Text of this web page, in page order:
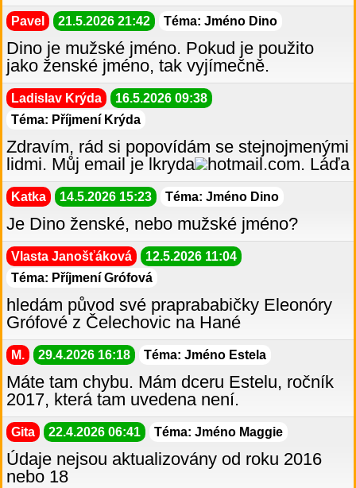
Pavel 21.5.2026 21:42 Téma: Jméno Dino
Dino je mužské jméno. Pokud je použito
jako ženské jméno, tak vyjímečně.
Ladislav Krýda
16.5.2026 09:38
Téma: Příjmení Krýda
Zdravím, rád si popovídám se stejnojmenými
lidmi. Můj email je lkryda
hotmail.com. Láďa
Katka 14.5.2026 15:23 Téma: Jméno Dino
Je Dino ženské, nebo mužské jméno?
Vlasta Janošťáková
12.5.2026 11:04
Téma: Příjmení Grófová
hledám původ své praprababičky Eleonóry
Grófové z Čelechovic na Hané
M. 29.4.2026 16:18 Téma: Jméno Estela
Máte tam chybu. Mám dceru Estelu, ročník
2017, která tam uvedena není.
Gita 22.4.2026 06:41 Téma: Jméno Maggie
Údaje nejsou aktualizovány od roku 2016
nebo 18